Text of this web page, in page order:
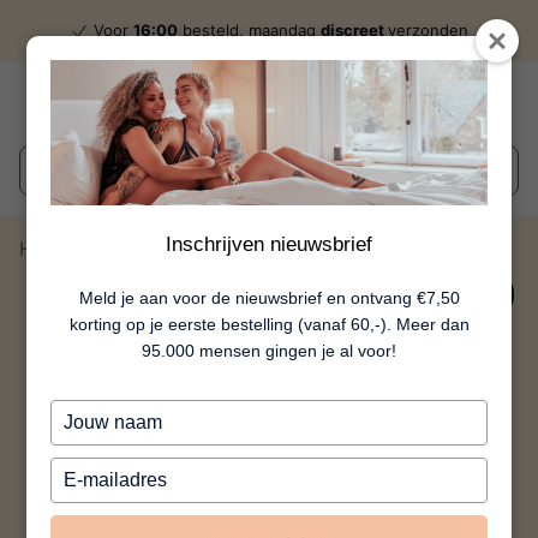
Inschrijven nieuwsbrief
Meld je aan voor de nieuwsbrief en ontvang €7,50
korting op je eerste bestelling (vanaf 60,-). Meer dan
95.000 mensen gingen je al voor!
Typ
je
naam
Typ
je
e-
Voor 16:00 besteld, maandag discreetverzonden
Wat zoek je?
Home
Nuru Glide